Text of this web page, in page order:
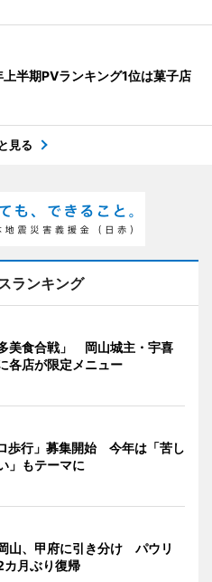
半期PVランキング1位は菓子店
見る
ランキング
多美食合戦」 岡山城主・宇喜
各店が限定メニュー
歩行」募集開始 今年は「苦し
」もテーマに
山、甲府に引き分け パウリ
カ月ぶり復帰